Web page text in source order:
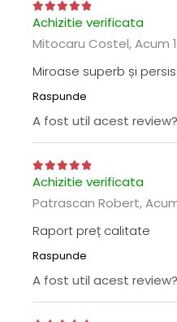
Achizitie verificata
Mitocaru Costel,Acum
Miroase superb și
Raspunde
A fost util acest review?
Achizitie verificata
Patrascan Robert,
Raport preț calitate
Raspunde
A fost util acest review?